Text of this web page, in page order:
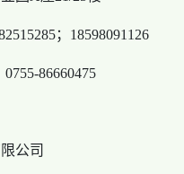
；18598091126
86660475
公司